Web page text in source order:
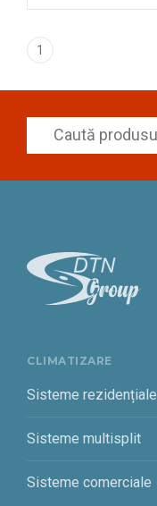
1
CLIMATIZARE
Sisteme rezidențiale
Sisteme multisplit
Sisteme comerciale